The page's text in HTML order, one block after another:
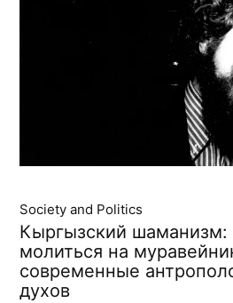
Society and Politics
Кыргызский шаманизм:
молиться на
современные
духов